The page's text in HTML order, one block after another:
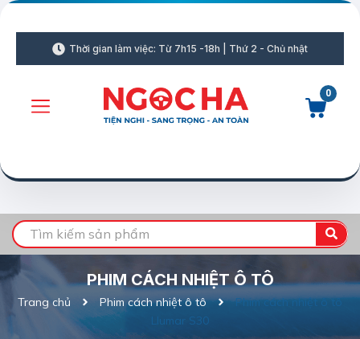
Thời gian làm việc: Từ 7h15 -18h | Thứ 2 - Chủ nhật
0
PHIM CÁCH NHIỆT Ô TÔ
Trang chủ Phim cách nhiệt ô tô
Phim cách nhiệt ô tô
Llumar S30